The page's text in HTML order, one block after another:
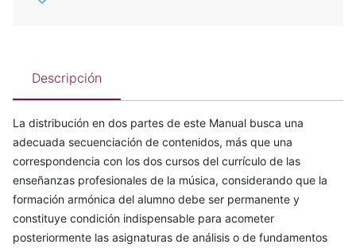
Descripción
La distribución en dos partes de este Manual busca una
adecuada secuenciación de contenidos, más que una
correspondencia con los dos cursos del currículo de las
enseñanzas profesionales de la música, considerando que la
formación armónica del alumno debe ser permanente y
constituye condición indispensable para acometer
posteriormente las asignaturas de análisis o de fundamentos